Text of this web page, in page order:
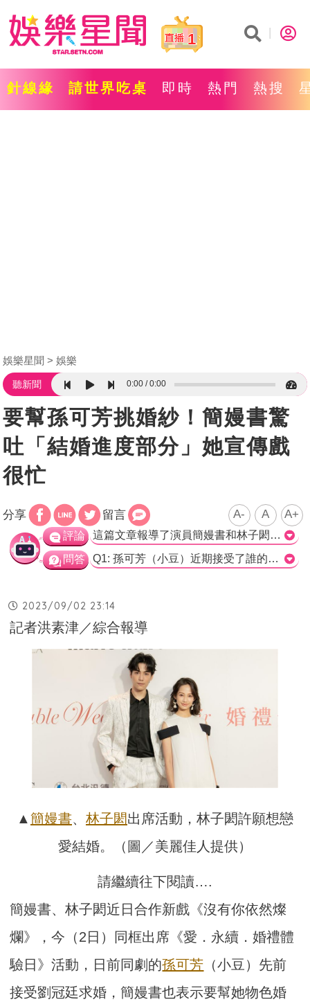
1
針線緣 請世界吃桌 即時 熱門 熱搜
娛樂星聞 娛樂
聽新聞 0:00 0:00
要幫孫可芳挑婚紗！簡嫚書驚
吐「結婚進度部分」她宣傳戲
很忙
分享 留言 A- A A+
評論 這篇文章報導了演員簡嫚書和林子閎最近的一系列活動和訪問。文章中提到了簡嫚書幫劇中角色孫可芳挑選婚紗款式的事情，以及林子閎已經單身兩年，表達了對戀愛結婚的渴望。這樣的報導可以算是一個輕鬆愉快的娛樂新聞，聚焦於演員個人生活和角色之間的連結。同時，文章也談到了婚禮體驗日活動的理念和氛圍，並且提到了這樣的活動對於傳達永續理念的重要性。整體而言，這篇文章呈現了一些有趣的內容，給讀者帶來了娛樂性和一些關於婚禮文化的資訊。>
問答 Q1: 孫可芳（小豆）近期接受了誰的求婚？ a) 劉冠廷 b) 林子閎 c) 簡嫚書 d) 朱主愛 正確答案：a) 劉冠廷 解析：根據文章中的描述，孫可芳（小豆）先前接受了劉冠廷的求婚。 Q2: 林子閎與誰分手後已經單身2年？ a) 劉冠廷 b) 簡嫚書 c) 孫可芳（小豆） d) 朱主愛 正確答案：d) 朱主愛 解析：根據文章中的描述，林子閎與朱主愛分手後已經單身2年。 Q3: 簡嫚書表示要為誰物色婚紗款式？ a) 劉冠廷 b) 孫可芳（小豆） c) 林子閎 d) 朱主愛 正確答案：b) 孫可芳（小豆） 解析：根據文章中的描述，簡嫚書表示要幫孫可芳物色婚紗款式。
2023/09/02 23:14
記者洪素津／綜合報導
▲ 簡嫚書、 林子閎出席活動，林子閎許願想戀
愛結婚。（圖／美麗佳人提供）
請繼續往下閱讀….
簡嫚書、林子閎近日合作新戲《沒有你依然燦
爛》，今（2日）同框出席《愛．永續．婚禮體
驗日》活動，日前同劇的孫可芳 （小豆）先前
接受劉冠廷求婚，簡嫚書也表示要幫她物色婚